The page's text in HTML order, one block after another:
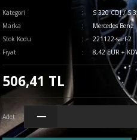
Kategori
S 320 CDI / S
Marka
Mercedes Benz
Stok Kodu
221122-sarf-2
Fiyat
8,42 EUR +
506,41 TL
Adet